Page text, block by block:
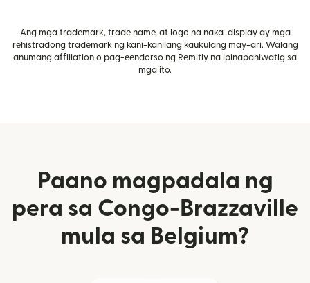
Ang mga trademark, trade name, at logo na naka-display ay mga
rehistradong trademark ng kani-kanilang kaukulang may-ari. Walang
anumang affiliation o pag-eendorso ng Remitly na ipinapahiwatig sa
mga ito.
Paano magpadala ng
pera sa Congo-Brazzaville
mula sa Belgium?